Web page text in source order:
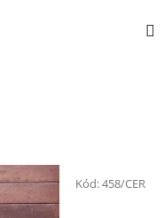
Kód:458/CER